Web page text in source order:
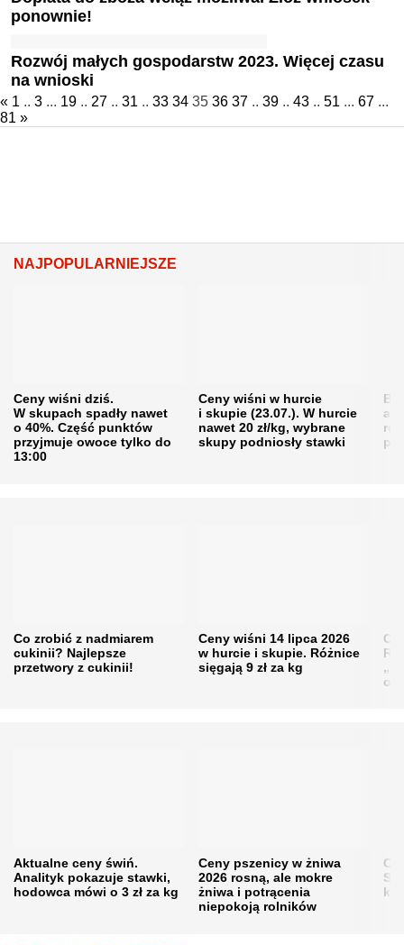
ponownie!
Rozwój małych gospodarstw 2023. Więcej czasu
na wnioski
« 1 .. 3 ... 19 .. 27 .. 31 .. 33 34 35 36 37 .. 39 .. 43 .. 51 ... 67 ...
81 »
NAJPOPULARNIEJSZE
Ceny wiśni dziś.
W skupach spadły nawet
o 40%. Część punktów
przyjmuje owoce tylko do
13:00
Ceny wiśni w hurcie
i skupie (23.07.). W hurcie
nawet 20 zł/kg, wybrane
skupy podniosły stawki
Co zrobić z nadmiarem
cukinii? Najlepsze
przetwory z cukinii!
Ceny wiśni 14 lipca 2026
w hurcie i skupie. Różnice
sięgają 9 zł za kg
Aktualne ceny świń.
Analityk pokazuje stawki,
hodowca mówi o 3 zł za kg
Ceny pszenicy w żniwa
2026 rosną, ale mokre
żniwa i potrącenia
niepokoją rolników